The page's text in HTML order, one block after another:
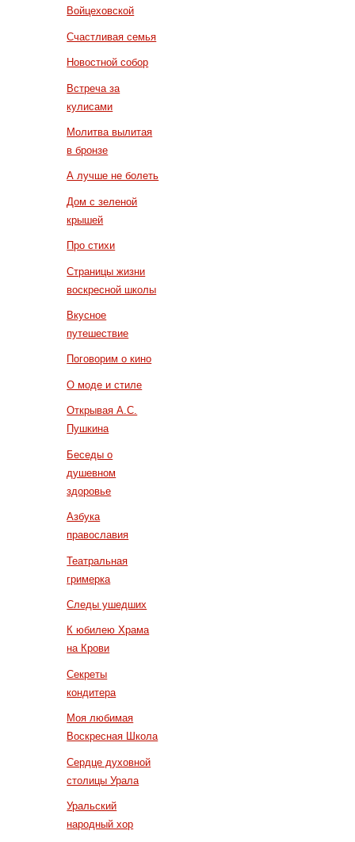
Войцеховской
Счастливая семья
Новостной собор
Встреча за
кулисами
Молитва вылитая
в бронзе
А лучше не болеть
Дом с зеленой
крышей
Про стихи
Страницы жизни
воскресной школы
Вкусное
путешествие
Поговорим о кино
О моде и стиле
Открывая А.С.
Пушкина
Беседы о
душевном
здоровье
Азбука
православия
Театральная
гримерка
Следы ушедших
К юбилею Храма
на Крови
Секреты
кондитера
Моя любимая
Воскресная Школа
Сердце духовной
столицы Урала
Уральский
народный хор